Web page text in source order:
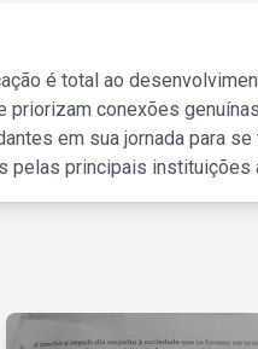
é total ao
conexões
em sua jornada para
pelas principais instituições